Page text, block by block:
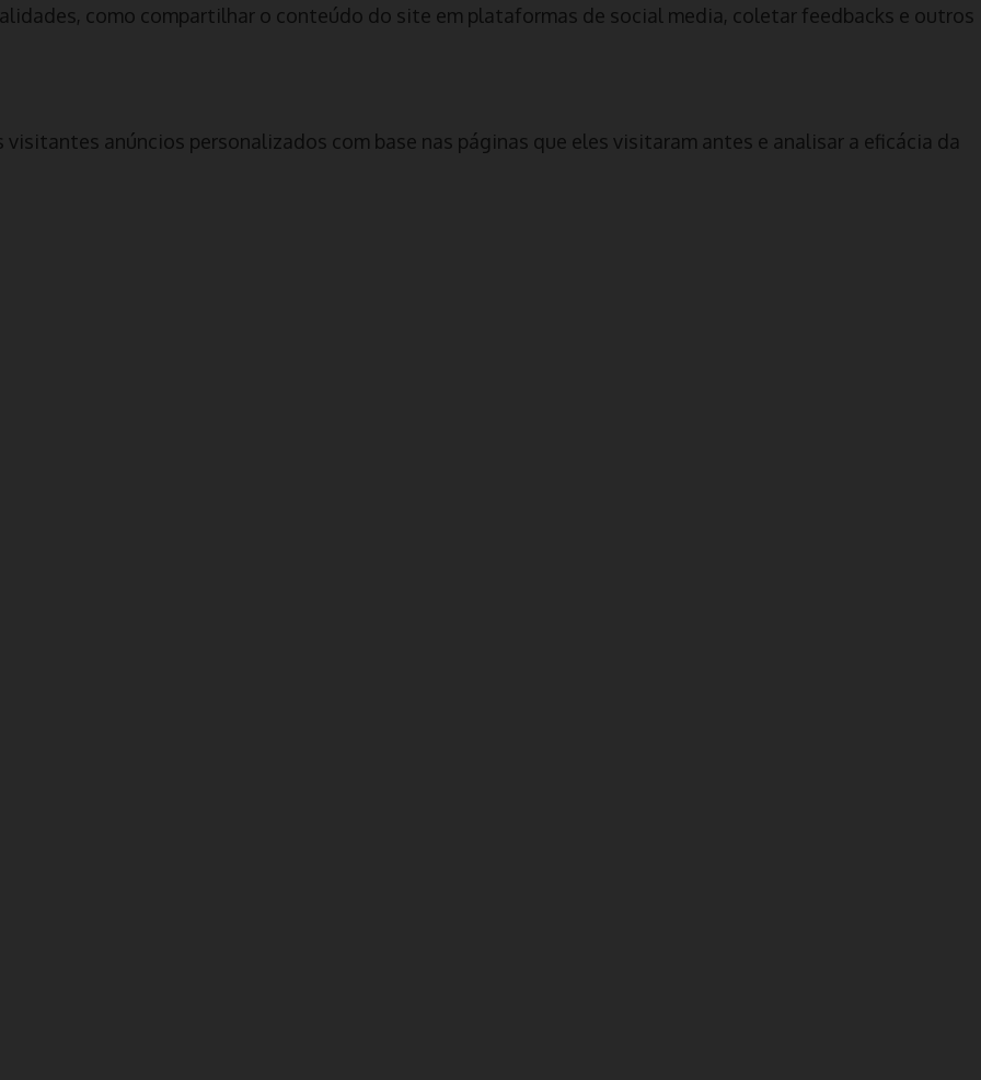
como compartilhar o conteúdo do site em plataformas de social media, coletar feedbacks e outros
anúncios personalizados com base nas páginas que eles visitaram antes e analisar a eficácia da